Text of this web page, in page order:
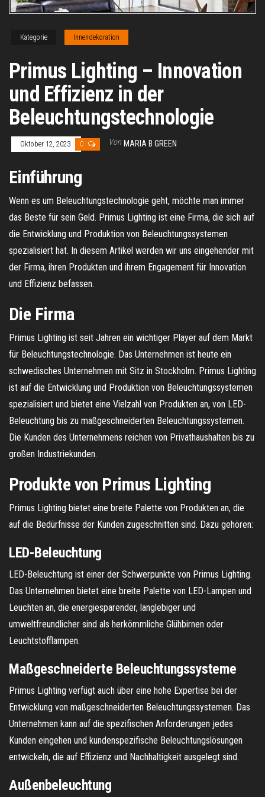
Kategorie Innendekoration
Primus Lighting – Innovation
und Effizienz in der
Beleuchtungstechnologie
Oktober 12, 2023 0 Von MARIA B GREEN
Einführung
Wenn es um Beleuchtungstechnologie geht, möchte man immer
das Beste für sein Geld. Primus Lighting ist eine Firma, die sich auf
die Entwicklung und Produktion von Beleuchtungssystemen
spezialisiert hat. In diesem Artikel werden wir uns eingehender mit
der Firma, ihren Produkten und ihrem Engagement für Innovation
und Effizienz befassen.
Die Firma
Primus Lighting ist seit Jahren ein wichtiger Player auf dem Markt
für Beleuchtungstechnologie. Das Unternehmen ist heute ein
schwedisches Unternehmen mit Sitz in Stockholm. Primus Lighting
ist auf die Entwicklung und Produktion von Beleuchtungssystemen
spezialisiert und bietet eine Vielzahl von Produkten an, von LED-
Beleuchtung bis zu maßgeschneiderten Beleuchtungssystemen.
Die Kunden des Unternehmens reichen von Privathaushalten bis zu
großen Industriekunden.
Produkte von Primus Lighting
Primus Lighting bietet eine breite Palette von Produkten an, die
auf die Bedürfnisse der Kunden zugeschnitten sind. Dazu gehören:
LED-Beleuchtung
LED-Beleuchtung ist einer der Schwerpunkte von Primus Lighting.
Das Unternehmen bietet eine breite Palette von LED-Lampen und
Leuchten an, die energiesparender, langlebiger und
umweltfreundlicher sind als herkömmliche Glühbirnen oder
Leuchtstofflampen.
Maßgeschneiderte Beleuchtungssysteme
Primus Lighting verfügt auch über eine hohe Expertise bei der
Entwicklung von maßgeschneiderten Beleuchtungssystemen. Das
Unternehmen kann auf die spezifischen Anforderungen jedes
Kunden eingehen und kundenspezifische Beleuchtungslösungen
entwickeln, die auf Effizienz und Nachhaltigkeit ausgelegt sind.
Außenbeleuchtung